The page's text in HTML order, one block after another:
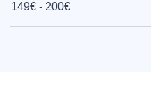
149€ - 200€